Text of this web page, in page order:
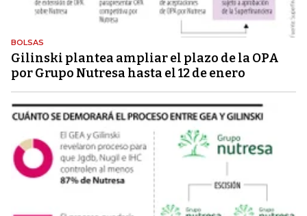
BOLSAS
Gilinski plantea ampliar el plazo de la OPA
por Grupo Nutresa hasta el 12 de enero